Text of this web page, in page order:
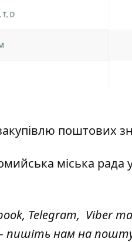
поштових
міська рада
, Telegram, Viber
пишіть нам на